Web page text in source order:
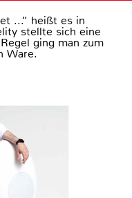
...“ heißt es in
stellte sich eine
ging man zum
Ware.